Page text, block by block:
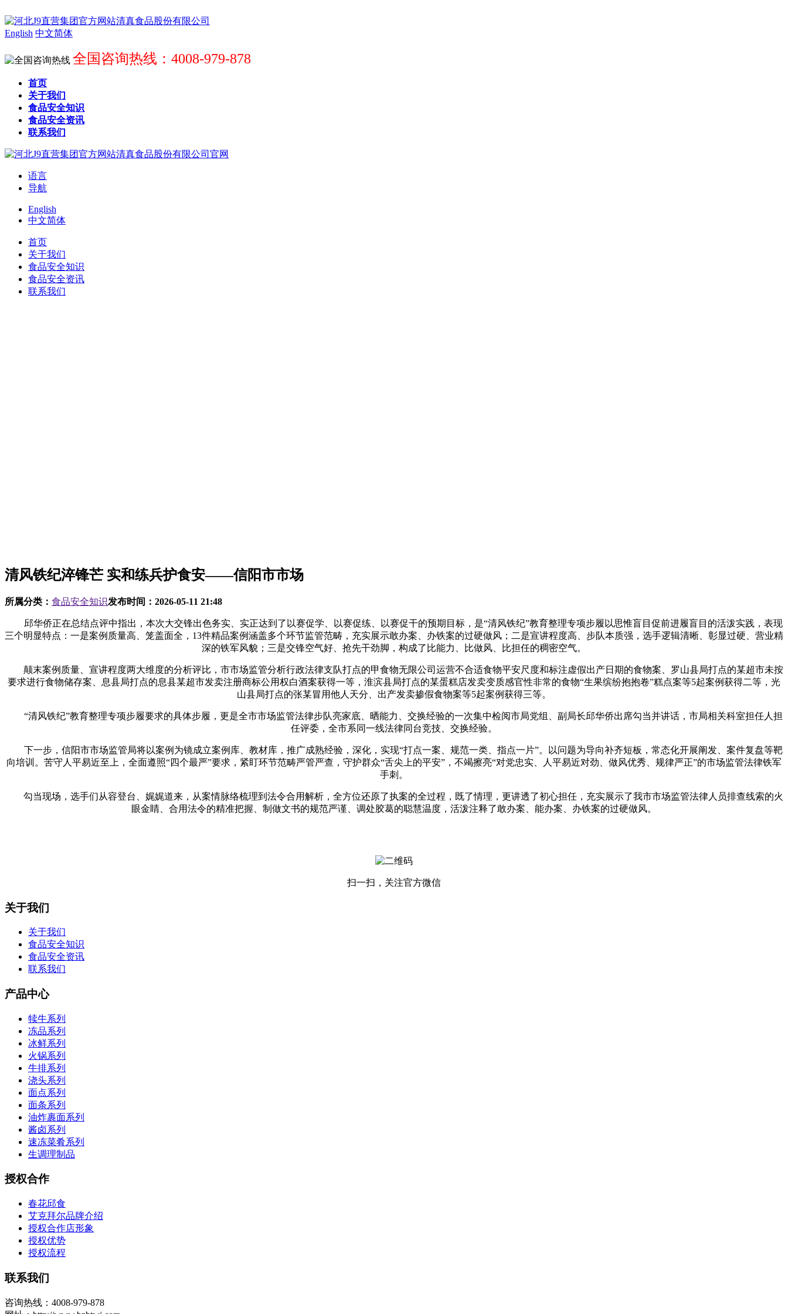
English 中文简体
全国咨询热线：4008-979-878
首页
关于我们
食品安全知识
食品安全资讯
联系我们
语言
导航
English
中文简体
首页
关于我们
食品安全知识
食品安全资讯
联系我们
清风铁纪淬锋芒 实和练兵护食安——信阳市市场
所属分类： 食品安全知识发布时间： 2026-05-11 21:48
邱华侨正在总结点评中指出，本次大交锋出色务实、实正达到了以赛促学、以赛促练、以赛促干的预期目标，是“清风铁纪”教育整理专项步履以思惟盲目促前进履盲目的活泼实践，表现
三个明显特点：一是案例质量高、笼盖面全，13件精品案例涵盖多个环节监管范畴，充实展示敢办案、办铁案的过硬做风；二是宣讲程度高、步队本质强，选手逻辑清晰、彰显过硬、营业精
深的铁军风貌；三是交锋空气好、抢先干劲脚，构成了比能力、比做风、比担任的稠密空气。
颠末案例质量、宣讲程度两大维度的分析评比，市市场监管分析行政法律支队打点的甲食物无限公司运营不合适食物平安尺度和标注虚假出产日期的食物案、罗山县局打点的某超市未按
要求进行食物储存案、息县局打点的息县某超市发卖注册商标公用权白酒案获得一等，淮滨县局打点的某蛋糕店发卖变质感官性非常的食物“生果缤纷抱抱卷”糕点案等5起案例获得二等，光
山县局打点的张某冒用他人天分、出产发卖掺假食物案等5起案例获得三等。
“清风铁纪”教育整理专项步履要求的具体步履，更是全市市场监管法律步队亮家底、晒能力、交换经验的一次集中检阅市局党组、副局长邱华侨出席勾当并讲话，市局相关科室担任人担
任评委，全市系同一线法律同台竞技、交换经验。
下一步，信阳市市场监管局将以案例为镜成立案例库、教材库，推广成熟经验，深化，实现“打点一案、规范一类、指点一片”。以问题为导向补齐短板，常态化开展阐发、案件复盘等靶
向培训。苦守人平易近至上，全面遵照“四个最严”要求，紧盯环节范畴严管严查，守护群众“舌尖上的平安”，不竭擦亮“对党忠实、人平易近对劲、做风优秀、规律严正”的市场监管法律铁军
手刺。
勾当现场，选手们从容登台、娓娓道来，从案情脉络梳理到法令合用解析，全方位还原了执案的全过程，既了情理，更讲透了初心担任，充实展示了我市市场监管法律人员排查线索的火
眼金睛、合用法令的精准把握、制做文书的规范严谨、调处胶葛的聪慧温度，活泼注释了敢办案、能办案、办铁案的过硬做风。
扫一扫，关注官方微信
关于我们
关于我们
食品安全知识
食品安全资讯
联系我们
产品中心
犊牛系列
冻品系列
冰鲜系列
火锅系列
牛排系列
浇头系列
面点系列
面条系列
油炸裹面系列
酱卤系列
速冻菜肴系列
生调理制品
授权合作
春花邱食
艾克拜尔品牌介绍
授权合作店形象
授权优势
授权流程
联系我们
咨询热线：4008-979-878